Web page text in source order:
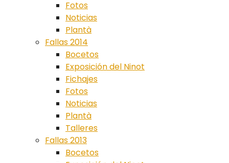
Fotos
Noticias
Plantà
Fallas 2014
Bocetos
Exposición del Ninot
Fichajes
Fotos
Noticias
Plantà
Talleres
Fallas 2013
Bocetos